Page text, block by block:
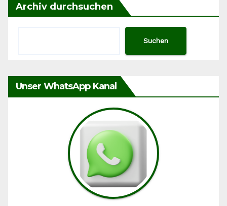
Archiv durchsuchen
Suchen
Unser WhatsApp Kanal